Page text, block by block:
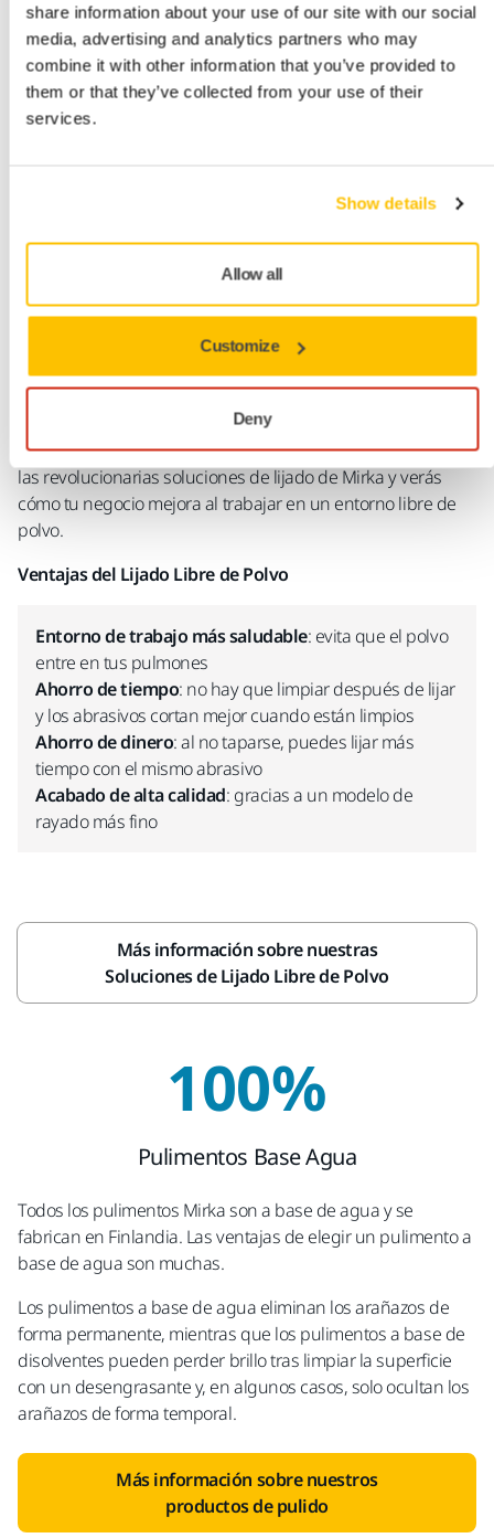
share information about your use of our site with our social
media, advertising and analytics partners who may
combine it with other information that you’ve provided to
them or that they’ve collected from your use of their
services.
Show details
Allow all
Customize
Deny
menos esfuerzo
Cuida de tu salud, tiempo y dinero
¿Acabas lleno de polvo cuando lijas? Prueba las ventajas de
las revolucionarias soluciones de lijado de Mirka y verás
cómo tu negocio mejora al trabajar en un entorno libre de
polvo.
Ventajas del Lijado Libre de Polvo
Entorno de trabajo más saludable: evita que el polvo
entre en tus pulmones
Ahorro de tiempo: no hay que limpiar después de lijar
y los abrasivos cortan mejor cuando están limpios
Ahorro de dinero: al no taparse, puedes lijar más
tiempo con el mismo abrasivo
Acabado de alta calidad: gracias a un modelo de
rayado más fino
Más información sobre nuestras
Soluciones de Lijado Libre de Polvo
100%
Pulimentos Base Agua
Todos los pulimentos Mirka son a base de agua y se
fabrican en Finlandia. Las ventajas de elegir un pulimento a
base de agua son muchas.
Los pulimentos a base de agua eliminan los arañazos de
forma permanente, mientras que los pulimentos a base de
disolventes pueden perder brillo tras limpiar la superficie
con un desengrasante y, en algunos casos, solo ocultan los
arañazos de forma temporal.
Más información sobre nuestros
productos de pulido